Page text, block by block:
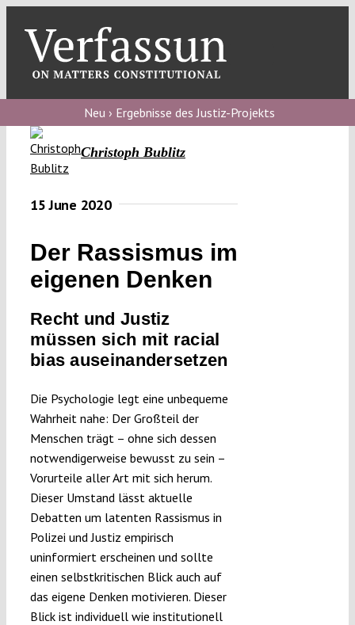
content
blog
Verfassungs
Verfassungs
Verfassungs
editorial
Funding
Projects
Neu › Ergebnisse des Justiz-Projekts
Christoph Bublitz
15 June 2020
Der Rassismus im
eigenen Denken
Recht und Justiz
müssen sich mit racial
bias auseinandersetzen
Die Psychologie legt eine unbequeme
Wahrheit nahe: Der Großteil der
Menschen trägt – ohne sich dessen
notwendigerweise bewusst zu sein –
Vorurteile aller Art mit sich herum.
Dieser Umstand lässt aktuelle
Debatten um latenten Rassismus in
Polizei und Justiz empirisch
uninformiert erscheinen und sollte
einen selbstkritischen Blick auch auf
das eigene Denken motivieren. Dieser
Blick ist individuell wie institutionell